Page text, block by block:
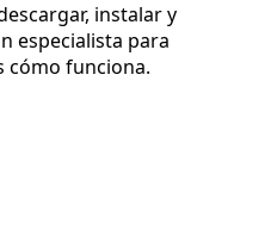
instalar y
especialista para
cómo funciona.